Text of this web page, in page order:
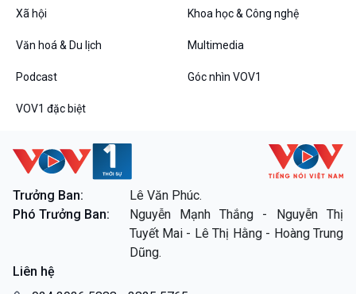
Xã hội Khoa học & Công nghệ
Văn hoá & Du lịch Multimedia
Podcast Góc nhìn VOV1
VOV1 đặc biệt
Trưởng Ban:
Lê Văn Phúc.
Phó Trưởng Ban:
Nguyễn Mạnh Thắng - Nguyễn Thị
Tuyết Mai - Lê Thị Hằng - Hoàng Trung
Dũng.
Liên hệ